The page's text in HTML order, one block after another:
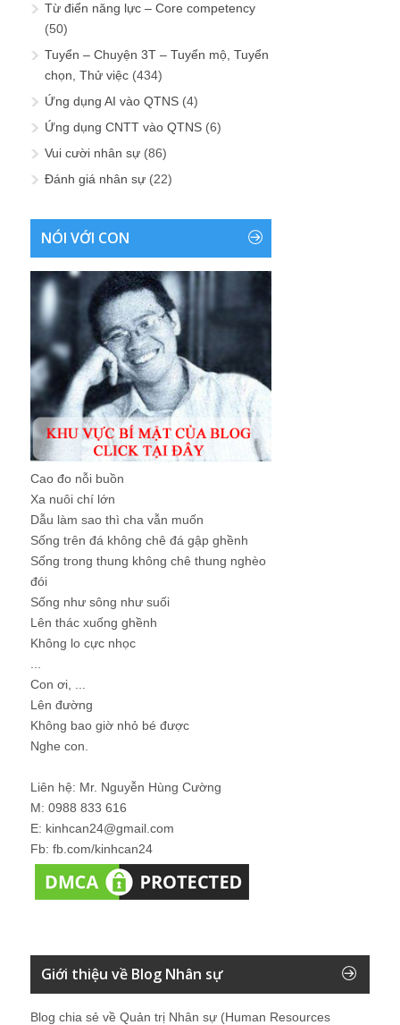
Từ điển năng lực – Core competency
(50)
Tuyển – Chuyện 3T – Tuyển mộ, Tuyển
chọn, Thử việc (434)
Ứng dụng AI vào QTNS (4)
Ứng dụng CNTT vào QTNS (6)
Vui cười nhân sự (86)
Đánh giá nhân sự (22)
NÓI VỚI CON
Cao đo nỗi buồn
Xa nuôi chí lớn
Dẫu làm sao thì cha vẫn muốn
Sống trên đá không chê đá gập ghềnh
Sống trong thung không chê thung nghèo
đói
Sống như sông như suối
Lên thác xuống ghềnh
Không lo cực nhọc
Con ơi, ...
Lên đường
Không bao giờ nhỏ bé được
Nghe con.
Liên hệ: Mr. Nguyễn Hùng Cường
M: 0988 833 616
E: kinhcan24@gmail.com
Fb: fb.com/kinhcan24
Giới thiệu về Blog Nhân sự
Blog chia sẻ về Quản trị Nhân sự (Human Resources